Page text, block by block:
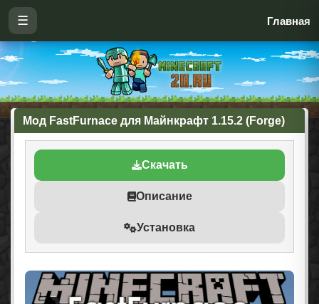
☰ Главная
Мод FastFurnace для Майнкрафт 1.15.2 (Forge)
Скачать
Описание
Установка